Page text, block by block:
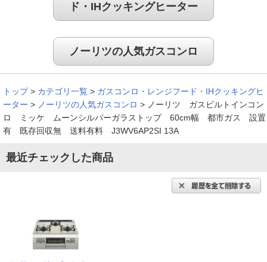
ド・IHクッキングヒーター
ノーリツの人気ガスコンロ
トップ > カテゴリ一覧 > ガスコンロ・レンジフード・IHクッキングヒ
ーター > ノーリツの人気ガスコンロ > ノーリツ ガスビルトインコン
ロ ミッケ ムーンシルバーガラストップ 60cm幅 都市ガス 設置
有 既存回収無 送料有料 J3WV6AP2SI 13A
最近チェックした商品